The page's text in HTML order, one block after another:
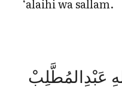
‘alaihi wa sallam.
عَبْدِالمُطَّلِبْ